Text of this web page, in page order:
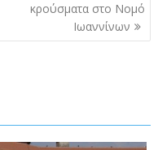
κρούσματα στο Νομό
Ιωαννίνων